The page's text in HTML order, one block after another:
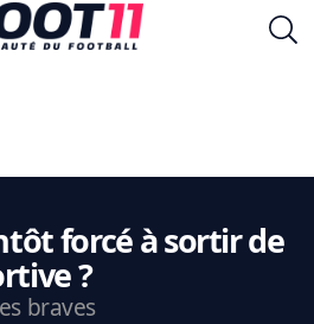
forcé à sortir de
?
braves